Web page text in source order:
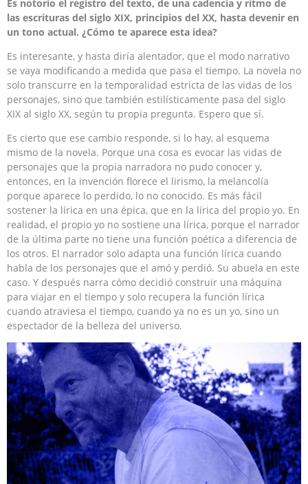
Es notorio el registro del texto, de una cadencia y ritmo de
las escrituras del siglo XIX, principios del XX, hasta devenir en
un tono actual. ¿Cómo te aparece esta idea?
Es interesante, y hasta diría alentador, que el modo narrativo
se vaya modificando a medida que pasa el tiempo. La novela no
solo transcurre en la temporalidad estricta de las vidas de los
personajes, sino que también estilísticamente pasa del siglo
XIX al siglo XX, según tu propia pregunta. Espero que sí.
Es cierto que ese cambio responde, si lo hay, al esquema
mismo de la novela. Porque una cosa es evocar las vidas de
personajes que la propia narradora no pudo conocer y,
entonces, en la invención florece el lirismo, la melancolía
porque aparece lo perdido, lo no conocido. Es más fácil
sostener la lírica en una épica, que en la lírica del propio yo. En
realidad, el propio yo no sostiene una lírica, porque el narrador
de la última parte no tiene una función poética a diferencia de
los otros. El narrador solo adapta una función lírica cuando
habla de los personajes que el amó y perdió. Su abuela en este
caso. Y después narra cómo decidió construir una máquina
para viajar en el tiempo y solo recupera la función lírica
cuando atraviesa el tiempo, cuando ya no es un yo, sino un
espectador de la belleza del universo.